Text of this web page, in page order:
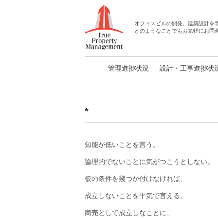
オフィスビルの開発、建築設計を
どのようなことでもお気軽にお問
管理進捗状況 設計・工事進捗状
*
知能が低いことを言う。
論理的でないことに気がつこうとしない。
仮の条件を幾つか付けなければ、
成立しないことを平気で言える。
商売として成立しなことに、